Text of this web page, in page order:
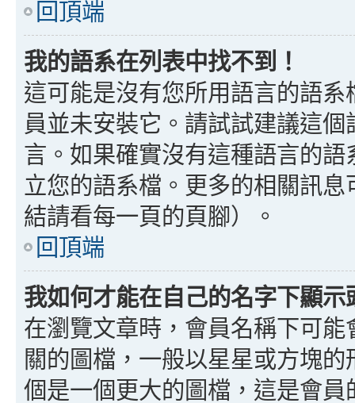
回頂端
我的語系在列表中找不到！
這可能是沒有您所用語言的語
員並未安裝它。請試試建議這
言。如果確實沒有這種語言的
立您的語系檔。更多的相關訊
結請看每一頁的頁腳）。
回頂端
我如何才能在自己的名字下顯
在瀏覽文章時，會員名稱下可
關的圖檔，一般以星星或方塊
個是一個更大的圖檔，這是會